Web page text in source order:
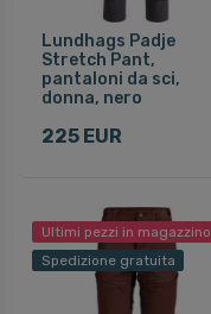
Lundhags Padje
Stretch Pant,
pantaloni da sci,
donna, nero
225 EUR
Ultimi pezzi in magazzino
Spedizione gratuita